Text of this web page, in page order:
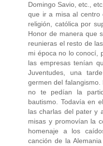
Domingo Savio, etc.,
que ir a misa al centro
religión, católica por
Honor de manera que
reunieras el resto de
mi época no lo conocí,
las empresas tenían
Juventudes, una
germen del
no te pedían la
bautismo. Todavía en
las charlas del pater y
misas y promovían la
homenaje a los
canción de la